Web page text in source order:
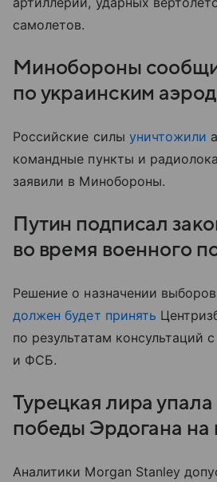
самолетов.
Минобороны
по украинским
Российские силы уничтожили
командные пункты и
заявили в Минобороны.
Путин подписал
во время военного
Решение о назначении
должен будет принять
по результатам консультаций
и ФСБ.
Турецкая лира
победы Эрдогана на
Аналитики Morgan Stanley